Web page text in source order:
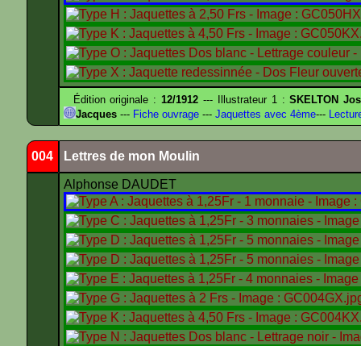
Édition originale :12/1912 --- Illustrateur 1 :SKELTON
Jacques --- Fiche ouvrage --- Jaquettes avec 4ème---
004 Lettres de mon Moulin
Alphonse DAUDET